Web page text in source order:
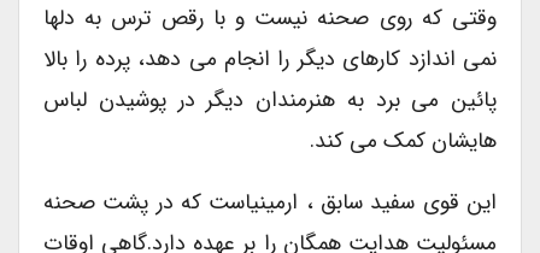
وقتی که روی صحنه نیست و با رقص ترس به دلها
نمی اندازد کارهای دیگر را انجام می دهد، پرده را بالا
پائین می برد به هنرمندان دیگر در پوشیدن لباس
هایشان کمک می کند.
این قوی سفید سابق ، ارمینیاست که در پشت صحنه
مسئولیت هدایت همگان را بر عهده دارد.گاهی اوقات